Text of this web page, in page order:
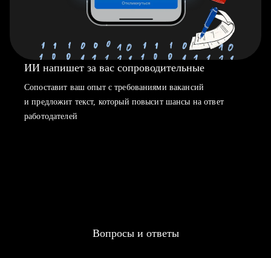
ИИ напишет за вас сопроводительные
Сопоставит ваш опыт с требованиями вакансий
и предложит текст, который повысит шансы на ответ
работодателей
Вопросы и ответы